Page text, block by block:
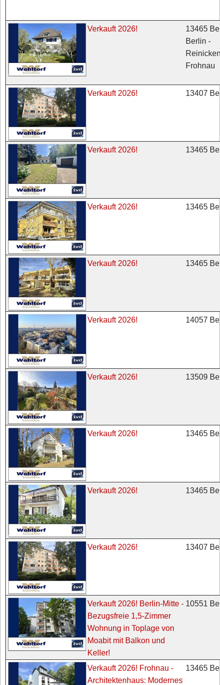
Verkauft 2026!
13465
Berlin -
Frohnau
Verkauft 2026! 13407
Verkauft 2026! 13465
Verkauft 2026! 13465
Verkauft 2026! 13465
Verkauft 2026! 14057
Verkauft 2026! 13509
Verkauft 2026! 13465
Verkauft 2026! 13465
Verkauft 2026! 13407
Verkauft 2026! Berlin-Mitte -
Bezugsfreie 1,5-Zimmer
Wohnung in Toplage von
Moabit mit Balkon und
Keller!
10551
Verkauft 2026! Frohnau -
Architektenhaus: Modernes
13465